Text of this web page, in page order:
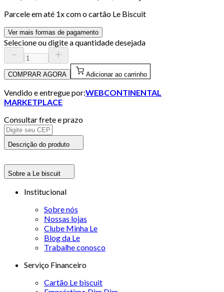
Parcele em até 1x com o cartão Le Biscuit
Ver mais formas de pagamento
Selecione ou digite a quantidade desejada
COMPRAR AGORA Adicionar ao carrinho
Vendido e entregue por:WEBCONTINENTAL
MARKETPLACE
Consultar frete e prazo
Descrição do produto
Sobre a Le biscuit
Institucional
Sobre nós
Nossas lojas
Clube Minha Le
Blog da Le
Trabalhe conosco
Serviço Financeiro
Cartão Le biscuit